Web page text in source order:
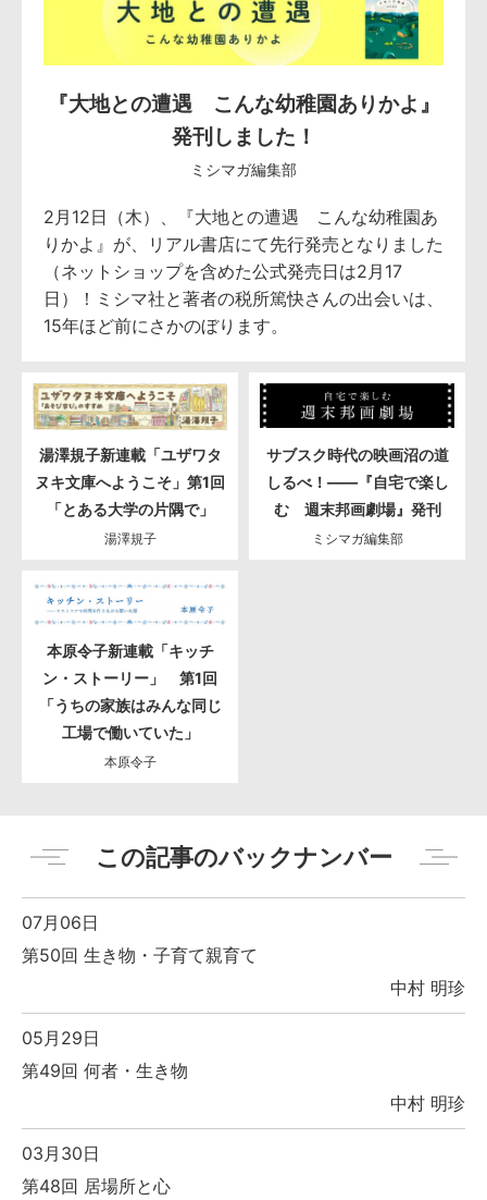
『大地との遭遇 こんな幼稚園ありかよ』
発刊しました！
ミシマガ編集部
2月12日（木）、『大地との遭遇 こんな幼稚園あ
りかよ』が、リアル書店にて先行発売となりました
（ネットショップを含めた公式発売日は2月17
日）！ミシマ社と著者の税所篤快さんの出会いは、
15年ほど前にさかのぼります。
湯澤規子新連載「ユザワタ
ヌキ文庫へようこそ」第1回
「とある大学の片隅で」
湯澤規子
サブスク時代の映画沼の道
しるべ！――『自宅で楽し
む 週末邦画劇場』発刊
ミシマガ編集部
本原令子新連載「キッチ
ン・ストーリー」 第1回
「うちの家族はみんな同じ
工場で働いていた」
本原令子
この記事のバックナンバー
07月06日
第50回 生き物・子育て親育て
中村 明珍
05月29日
第49回 何者・生き物
中村 明珍
03月30日
第48回 居場所と心